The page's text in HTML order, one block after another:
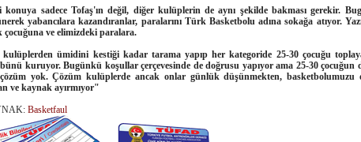
konuya sadece Tofaş'ın değil, diğer kulüplerin de aynı şekilde bakması gerekir.
yabancılara kazandıranlar, paralarını Türk Basketbolu adına sokağa atıyor.
çocuğuna ve elimizdeki paralara.
kulüplerden ümidini kestiği kadar tarama yapıp her kategoride 25-30 çocuğu
kuruyor. Bugünkü koşullar çerçevesinde de doğrusu yapıyor ama 25-30 çocuğun
yok. Çözüm kulüplerde ancak onlar günlük düşünmekten, basketbolumuzu
ve kaynak ayırmıyor"
Basketfaul